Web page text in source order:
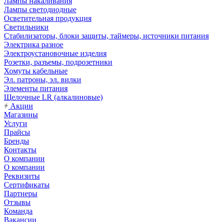
Лампы светодиодные
Осветительная продукция
Светильники
Стабилизаторы, блоки защиты, таймеры, источники питания
Электрика разное
Электроустановочные изделия
Розетки, разъемы, подрозетники
Хомуты кабельные
Эл. патроны, эл. вилки
Элементы питания
Щелочные LR (алкалиновые)
Акции
Магазины
Услуги
Прайсы
Бренды
Контакты
О компании
О компании
Реквизиты
Сертификаты
Партнеры
Отзывы
Команда
Вакансии